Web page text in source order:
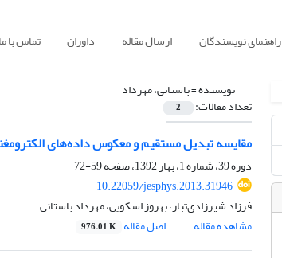
راهنمای نویسندگان ارسال مقاله داوران تماس با ما
نویسنده =باستانی، مهرداد
تعداد مقالات: 2
مقایسه تبدیل مستقیم و معکوس داده‌های
دوره 39، شماره 1، بهار 1392، صفحه
59-72
10.22059/jesphys.2013.31946
فرزاد شیرزادی‌تبار، بهروز اسکویی، مهرداد باستانی
مشاهده مقاله
اصل مقاله 976.01 K